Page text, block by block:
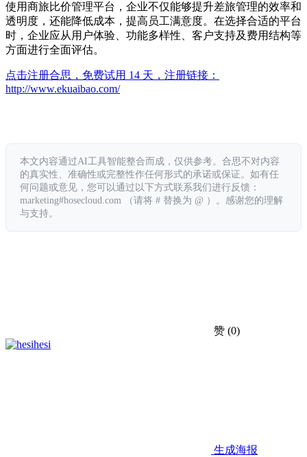
使用商旅比价管理平台，企业不仅能够提升差旅管理的效率和
透明度，还能降低成本，提高员工满意度。在选择合适的平台
时，企业应从用户体验、功能多样性、客户支持及费用结构等
方面进行全面评估。
点击注册合思，免费试用 14 天，注册链接：
http://www.ekuaibao.com/
本文内容通过AI工具智能整合而成，仅供参考。合思不对内容
的真实性、准确性或完整性作任何形式的承诺或保证。如有任
何问题或意见，您可以通过以下方式联系我们进行反馈：
marketing#hosecloud.com （请将 # 替换为 @ ）。感谢您的理解
与支持。
赞 (0)
hesi
生成海报